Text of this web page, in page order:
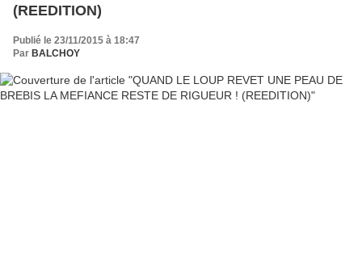
(REEDITION)
Publié le 23/11/2015 à 18:47
Par BALCHOY